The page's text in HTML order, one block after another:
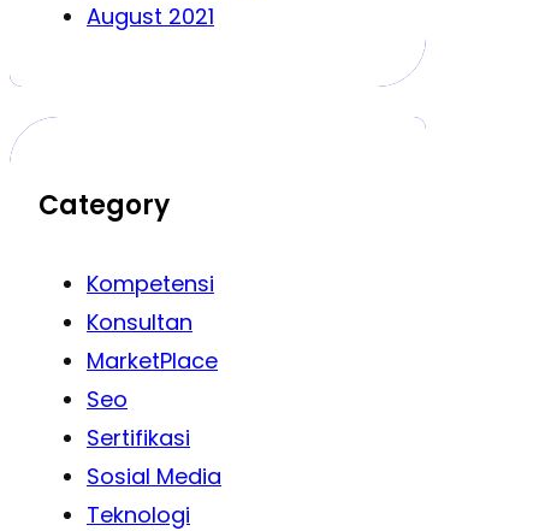
August 2021
Category
Kompetensi
Konsultan
MarketPlace
Seo
Sertifikasi
Sosial Media
Teknologi